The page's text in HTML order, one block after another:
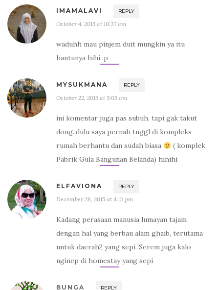
IMAMALAVI REPLY
October 4, 2015 at 10:37 am
waduhh mau pinjem duit mungkin ya itu
hantunya hihi :p
MYSUKMANA REPLY
October 22, 2015 at 5:05 am
ini komentar juga pas subuh, tapi gak takut
dong..dulu saya pernah tnggl di kompleks
rumah berhantu dan sudah biasa
( komplek
Pabrik Gula Bangunan Belanda) hihihi
ELFAVIONA REPLY
December 28, 2015 at 4:13 pm
Kadang perasaan manusia lumayan tajam
dengan hal yang berbau alam ghaib, terutama
untuk daerah2 yang sepi. Serem juga kalo
nginep di homestay yang sepi
BUNGA REPLY